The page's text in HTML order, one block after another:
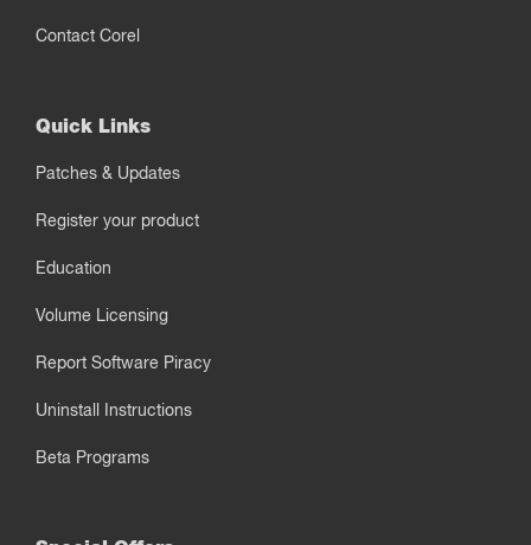
Contact Corel
Quick Links
Patches & Updates
Register your product
Education
Volume Licensing
Report Software Piracy
Uninstall Instructions
Beta Programs